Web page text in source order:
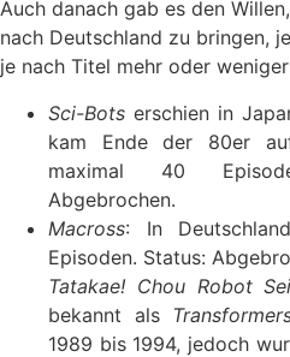
Auch danach gab es den
nach Deutschland zu bringen,
je nach Titel mehr oder
Sci-Bots erschien in
kam Ende der 80er
maximal 40
Abgebrochen.
Macross: In
Episoden. Status:
Tatakae! Chou Robot
bekannt als
1989 bis 1994, jedoch